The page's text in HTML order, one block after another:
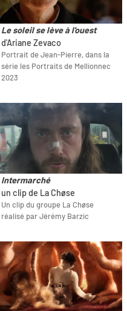
Le soleil se lève à l'ouest
d'Ariane Zevaco
Portrait de Jean-Pierre, dans la
série les Portraits de Mellionnec
2023
Intermarché
un clip de La Chøse
Un clip du groupe La Chøse
réalisé par Jérémy Barzic